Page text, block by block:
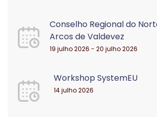
Conselho Regional do
Arcos de Valdevez
19 julho 2026 - 20 julho 2026
Workshop SystemEU
14 julho 2026